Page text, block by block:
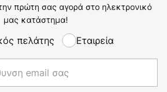
πρώτη σας αγορά στο ηλεκτρονικό
μας κατάστημα!
πελάτης Εταιρεία